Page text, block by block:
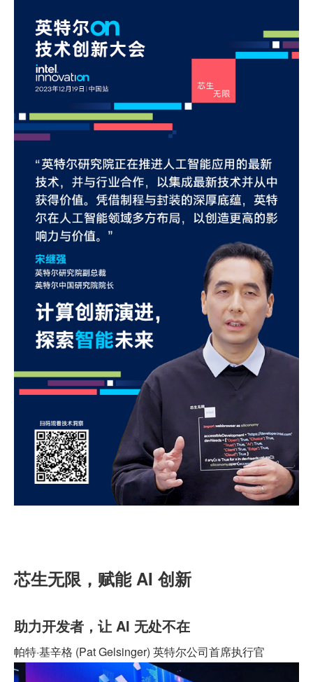
芯生无限，赋能 AI 创新
助力开发者，让 AI 无处不在
帕特·基辛格 (Pat Gelsinger) 英特尔公司首席执行官